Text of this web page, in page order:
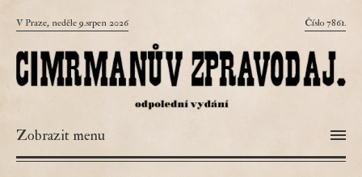
V Praze, neděle 9.srpen 2026 Číslo 7861.
Zobrazit menu